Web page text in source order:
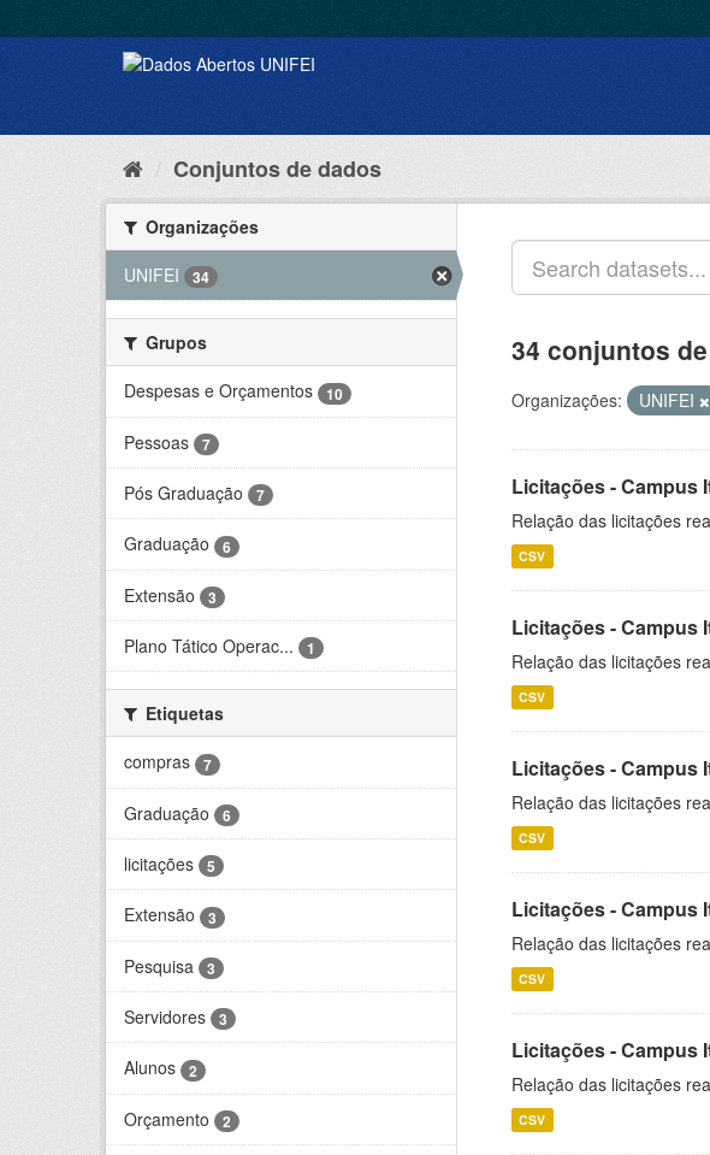
Conjuntos de dados
Organizações
UNIFEI
34
Grupos
Despesas e Orçamentos
10
Pessoas 7
Pós Graduação 7
Graduação 6
Extensão 3
Plano Tático Operac... 1
Etiquetas
compras
7
Graduação 6
licitações 5
Extensão 3
Pesquisa 3
Servidores 3
Alunos 2
Orçamento 2
34 conjuntos
Organizações: UNIFEI
Licitações - Campus
Relação das licitações
CSV
Licitações - Campus
Relação das licitações
CSV
Licitações - Campus
Relação das licitações
CSV
Licitações - Campus
Relação das licitações
CSV
Licitações - Campus
Relação das licitações
CSV